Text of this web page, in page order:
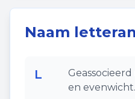
Naam
L
en evenwicht.